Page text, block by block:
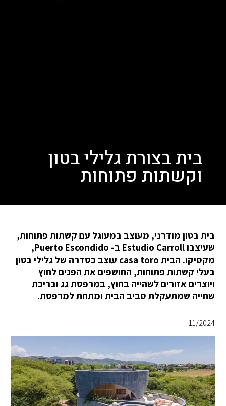
בית בצורת גלילי בטון
וקשתות פתוחות
בית בטון מודרני, מעוצב במעוגל עם קשתות פתוחות,
שעיצבו Estudio Carroll ב- Puerto Escondido,
מקסיקו. הבית casa toro עוצב כסדרה של גלילי בטון
בעלי קשתות פתוחות, החושפים את הפנים לחוץ
ויוצרים אזורים לשהייה בחוץ, במרפסת גג ובריכת
שחייה שמתעקלת סביב הבית ומתחת למרפסת.
11/2024